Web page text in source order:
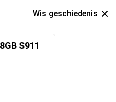
Wis geschiedenis
S911